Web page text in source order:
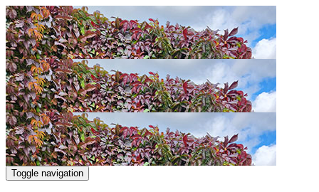
Toggle navigation